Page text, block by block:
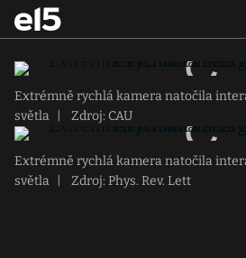
Extrémně rychlá kamera natočila
světla
Zdroj: CAU
Extrémně rychlá kamera natočila
světla
Zdroj: Phys. Rev. Lett